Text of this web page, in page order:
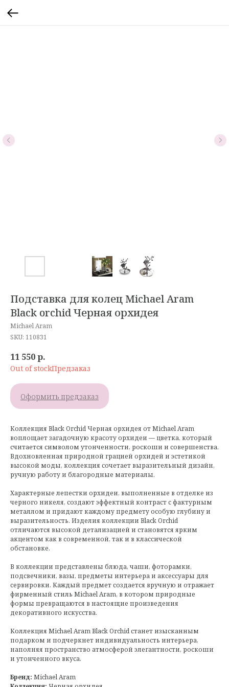
Подставка для колец Michael Aram
Black orchid Черная орхидея
Michael Aram
SKU: 110831
11 550р.
Out of stock
Оформить предзаказ
Коллекция Black Orchid Черная орхидея от Michael Aram
воплощает загадочную красоту орхидеи — цветка, который
считается символом утонченности, роскоши и совершенства.
Вдохновленная природной грацией орхидей и эстетикой
высокой моды, коллекция сочетает выразительный дизайн,
ручную работу и благородные материалы.
Характерные лепестки орхидеи, выполненные в отделке из
черного никеля, создают эффектный контраст с фактурным
металлом и придают каждому предмету особую глубину и
выразительность. Изделия коллекции Black Orchid
отличаются высокой детализацией и становятся ярким
акцентом как в современной, так и в классической
обстановке.
В коллекции представлены блюда, чаши, фоторамки,
подсвечники, вазы, предметы интерьера и аксессуары для
сервировки. Каждый предмет создается вручную и отражает
фирменный стиль Michael Aram, в котором природные
формы превращаются в настоящие произведения
декоративного искусства.
Коллекция Michael Aram Black Orchid станет изысканным
подарком и подчеркнет индивидуальность интерьера,
наполняя пространство атмосферой элегантности, роскоши
и утонченного вкуса.
Бренд: Michael Aram